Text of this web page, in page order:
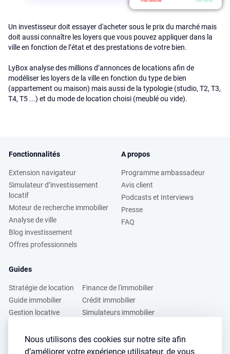
Nous utilisons des cookies sur notre site afin
d’améliorer votre expérience utilisateur, de vous
Un investisseur doit essayer d'acheter sous le prix du marché mais
doit aussi connaître les loyers que vous pouvez appliquer dans la
ville en fonction de l’état et des prestations de votre bien.
LyBox analyse des millions d’annonces de locations afin de
modéliser les loyers de la ville en fonction du type de bien
(appartement ou maison) mais aussi de la typologie (studio, T2, T3,
T4, T5 ...) et du mode de location choisi (meublé ou vide).
Fonctionnalités
Extension navigateur
Simulateur d’investissement
locatif
Moteur de recherche immobilier
Analyse de ville
Blog investissement
Offres professionnels
A propos
Programme ambassadeur
Avis client
Podcasts et Interviews
Presse
FAQ
Guides
Stratégie de location
Guide immobilier
Gestion locative
Finance de l'immobilier
Crédit immobilier
Simulateurs immobilier